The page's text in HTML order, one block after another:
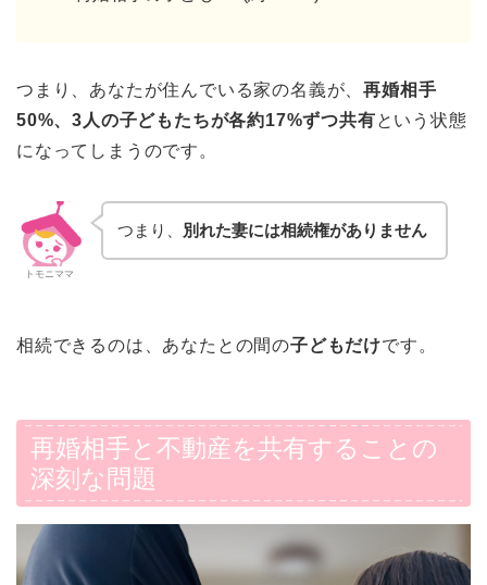
つまり、あなたが住んでいる家の名義が、再婚相手
50%、3人の子どもたちが各約17%ずつ共有という状態
になってしまうのです。
トモニママ
つまり、 別れた妻には相続権がありません
相続できるのは、あなたとの間の子どもだけです。
再婚相手と不動産を共有することの
深刻な問題